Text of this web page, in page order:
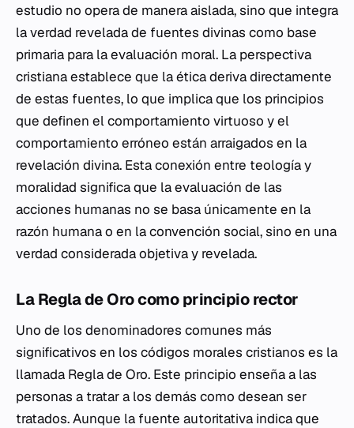
estudio no opera de manera aislada, sino que integra
la verdad revelada de fuentes divinas como base
primaria para la evaluación moral. La perspectiva
cristiana establece que la ética deriva directamente
de estas fuentes, lo que implica que los principios
que definen el comportamiento virtuoso y el
comportamiento erróneo están arraigados en la
revelación divina. Esta conexión entre teología y
moralidad significa que la evaluación de las
acciones humanas no se basa únicamente en la
razón humana o en la convención social, sino en una
verdad considerada objetiva y revelada.
La Regla de Oro como principio rector
Uno de los denominadores comunes más
significativos en los códigos morales cristianos es la
llamada Regla de Oro. Este principio enseña a las
personas a tratar a los demás como desean ser
tratados. Aunque la fuente autoritativa indica que